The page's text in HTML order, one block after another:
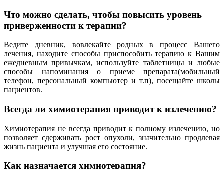
Что можно сделать, чтобы повысить уровень
приверженности к терапии?
Ведите дневник, вовлекайте родных в процесс Вашего
лечения, находите способы приспособить терапию к Вашим
ежедневным привычкам, используйте таблетницы и любые
способы напоминания о приеме препарата(мобильный
телефон, персональный компьютер и т.п), посещайте школы
пациентов.
Всегда ли химиотерапия приводит к излечению?
Химиотерапия не всегда приводит к полному излечению, но
позволяет сдерживать рост опухоли, значительно продлевая
жизнь пациента и улучшая его состояние.
Как назначается химиотерапия?